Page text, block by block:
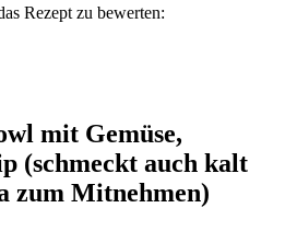
Rezept zu bewerten:
mit Gemüse,
(schmeckt auch kalt
zum Mitnehmen)